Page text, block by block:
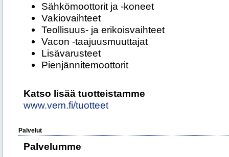
Sähkömoottorit ja -koneet
Vakiovaihteet
Teollisuus- ja erikoisvaihteet
Vacon -taajuusmuuttajat
Lisävarusteet
Pienjännitemoottorit
Katso lisää tuotteistamme
www.vem.fi/tuotteet
Palvelut
Palvelumme